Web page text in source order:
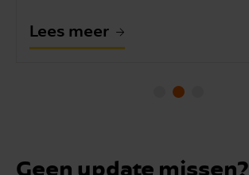
Lees meer
Geen update missen?